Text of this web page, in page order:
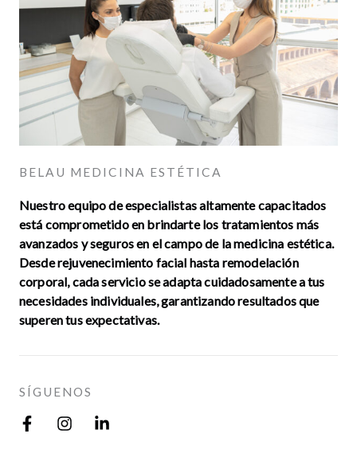
BELAU MEDICINA ESTÉTICA
Nuestro equipo de especialistas altamente capacitados
está comprometido en brindarte los tratamientos más
avanzados y seguros en el campo de la medicina estética.
Desde rejuvenecimiento facial hasta remodelación
corporal, cada servicio se adapta cuidadosamente a tus
necesidades individuales, garantizando resultados que
superen tus expectativas.
SÍGUENOS
F
I
L